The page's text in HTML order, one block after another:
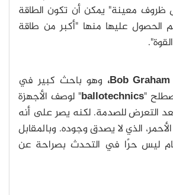
معينة" يمكن أن تكون الطاقة
الحصول عليها منها "أكبر من طاقة
Bob Graham، وهو باحث كبير في
"
ballotechnics" لوصف الأجهزة
بعد التعرض للصدمة. لكنه يصر على أنه
الأحمر، الذي لا يصدق وجوده. وبالمقابل
ليس حرًا في التحدث بصراحة عن